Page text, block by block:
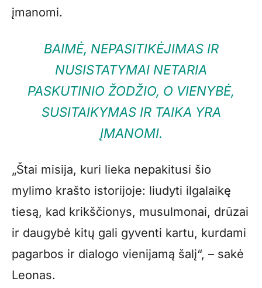
įmanomi.
BAIMĖ, NEPASITIKĖJIMAS IR
NUSISTATYMAI NETARIA
PASKUTINIO ŽODŽIO, O VIENYBĖ,
SUSITAIKYMAS IR TAIKA YRA
ĮMANOMI.
„Štai misija, kuri lieka nepakitusi šio
mylimo krašto istorijoje: liudyti ilgalaikę
tiesą, kad krikščionys, musulmonai, drūzai
ir daugybė kitų gali gyventi kartu, kurdami
pagarbos ir dialogo vienijamą šalį“, – sakė
Leonas.